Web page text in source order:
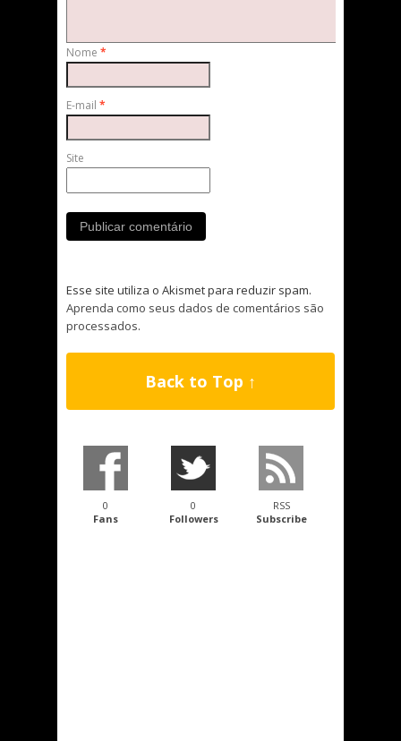
Nome *
E-mail *
Site
Esse site utiliza o Akismet para reduzir spam.
Aprenda como seus dados de comentários são
processados.
Back to Top ↑
0
Fans
0
Followers
RSS
Subscribe